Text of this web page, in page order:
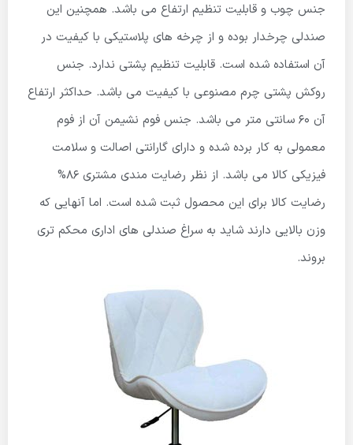
جنس چوب و قابلیت تنظیم ارتفاع می باشد. همچنین این
صندلی چرخدار بوده و از چرخه های پلاستیکی با کیفیت در
آن استفاده شده است. قابلیت تنظیم پشتی ندارد. جنس
روکش پشتی چرم مصنوعی با کیفیت می باشد. حداکثر ارتفاع
آن ۶۰ سانتی متر می باشد. جنس فوم نشیمن آن از فوم
معمولی به کار برده شده و دارای گارانتی اصالت و سلامت
فیزیکی کالا می باشد. از نظر رضایت مندی مشتری ۸۶%
رضایت کالا برای این محصول ثبت شده است. اما آنهایی که
وزن بالایی دارند شاید به سراغ صندلی های اداری محکم تری
بروند.